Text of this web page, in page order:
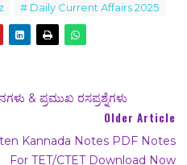
# Daily Current Affairs 2025
& ಪ್ರಮುಖ ರಸಪ್ರಶ್ನೆಗಳು
Older Article
Kannada Notes PDF Notes
For TET/CTET Download Now